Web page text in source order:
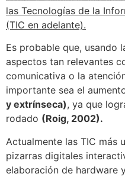
las Tecnologías de la
(TIC en adelante).
Es probable que, usando
aspectos tan relevantes
comunicativa o la
importante sea el
y extrínseca), ya que
rodado (Roig, 2002).
Actualmente las TIC más
pizarras digitales
elaboración de hardware